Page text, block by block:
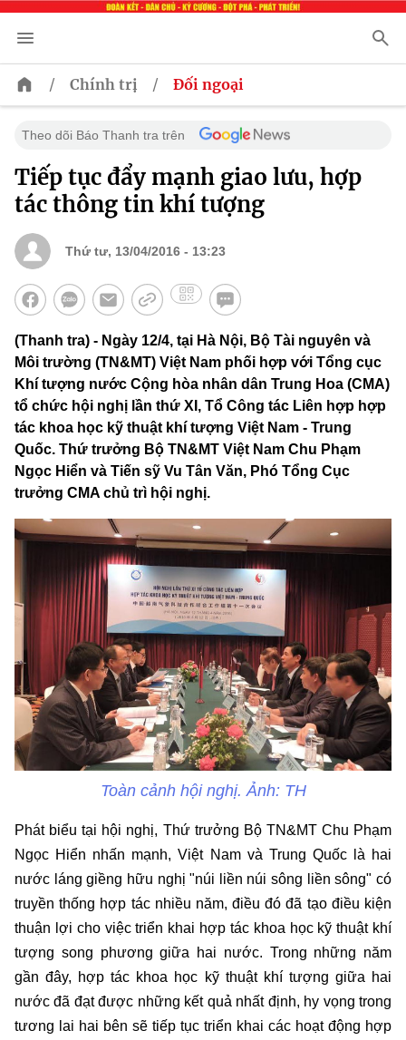
/ Chính trị / Đối ngoại
Theo dõi Báo Thanh tra trên
Tiếp tục đẩy mạnh giao lưu, hợp
tác thông tin khí tượng
Thứ tư, 13/04/2016 - 13:23
(Thanh tra) - Ngày 12/4, tại Hà Nội, Bộ Tài nguyên và
Môi trường (TN&MT) Việt Nam phối hợp với Tổng cục
Khí tượng nước Cộng hòa nhân dân Trung Hoa (CMA)
tổ chức hội nghị lần thứ XI, Tổ Công tác Liên hợp hợp
tác khoa học kỹ thuật khí tượng Việt Nam - Trung
Quốc. Thứ trưởng Bộ TN&MT Việt Nam Chu Phạm
Ngọc Hiển và Tiến sỹ Vu Tân Văn, Phó Tổng Cục
trưởng CMA chủ trì hội nghị.
Toàn cảnh hội nghị. Ảnh: TH
Phát biểu tại hội nghị, Thứ trưởng Bộ TN&MT Chu Phạm
Ngọc Hiển nhấn mạnh, Việt Nam và Trung Quốc là hai
nước láng giềng hữu nghị "núi liền núi sông liền sông" có
truyền thống hợp tác nhiều năm, điều đó đã tạo điều kiện
thuận lợi cho việc triển khai hợp tác khoa học kỹ thuật khí
tượng song phương giữa hai nước. Trong những năm
gần đây, hợp tác khoa học kỹ thuật khí tượng giữa hai
nước đã đạt được những kết quả nhất định, hy vọng trong
tương lai hai bên sẽ tiếp tục triển khai các hoạt động hợp